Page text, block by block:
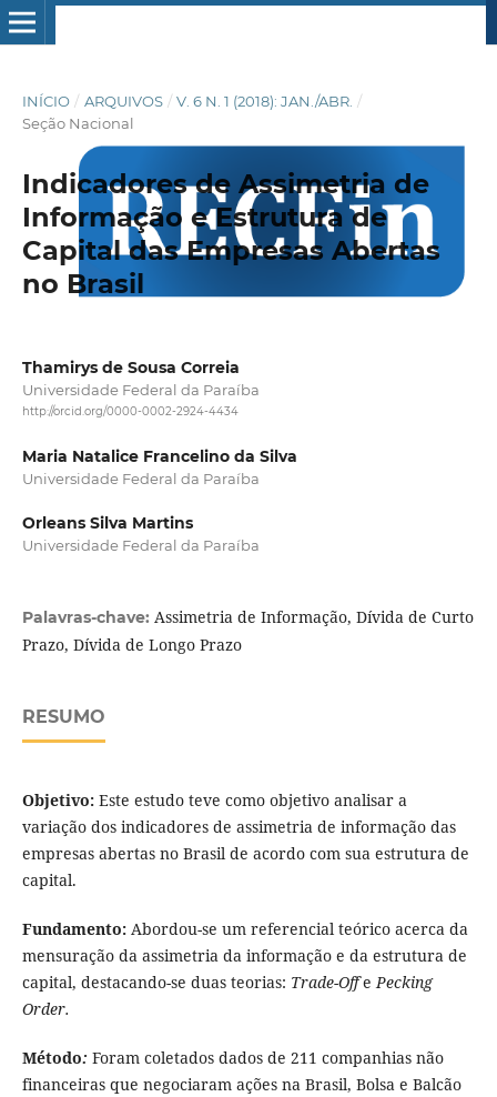
INÍCIO / ARQUIVOS / V. 6 N. 1 (2018): JAN./ABR. /
Seção Nacional
Indicadores de Assimetria de
Informação e Estrutura de
Capital das Empresas Abertas
no Brasil
Thamirys de Sousa Correia
Universidade Federal da Paraíba
http://orcid.org/0000-0002-2924-4434
Maria Natalice Francelino da Silva
Universidade Federal da Paraíba
Orleans Silva Martins
Universidade Federal da Paraíba
Palavras-chave: Assimetria de Informação, Dívida de Curto
Prazo, Dívida de Longo Prazo
RESUMO
Objetivo: Este estudo teve como objetivo analisar a
variação dos indicadores de assimetria de informação das
empresas abertas no Brasil de acordo com sua estrutura de
capital.
Fundamento: Abordou-se um referencial teórico acerca da
mensuração da assimetria da informação e da estrutura de
capital, destacando-se duas teorias: Trade-OffePecking
Order.
Método: Foram coletados dados de 211 companhias não
financeiras que negociaram ações na Brasil, Bolsa e Balcão